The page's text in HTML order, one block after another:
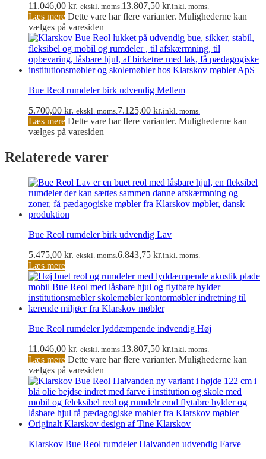
11.046,00 kr. ekskl. moms.13.807,50 kr.inkl. moms.
Læs mere Dette vare har flere varianter. Mulighederne kan
vælges på varesiden
Bue Reol rumdeler birk udvendig Mellem
5.700,00 kr. ekskl. moms.7.125,00 kr.inkl. moms.
Læs mere Dette vare har flere varianter. Mulighederne kan
vælges på varesiden
Relaterede varer
Bue Reol rumdeler birk udvendig Lav
5.475,00 kr. ekskl. moms. 6.843,75 kr.inkl. moms.
Læs mere
Bue Reol rumdeler lyddæmpende indvendig Høj
11.046,00 kr. ekskl. moms. 13.807,50 kr.inkl. moms.
Læs mere Dette vare har flere varianter. Mulighederne kan
vælges på varesiden
Klarskov Bue Reol rumdeler Halvanden udvendig Farve